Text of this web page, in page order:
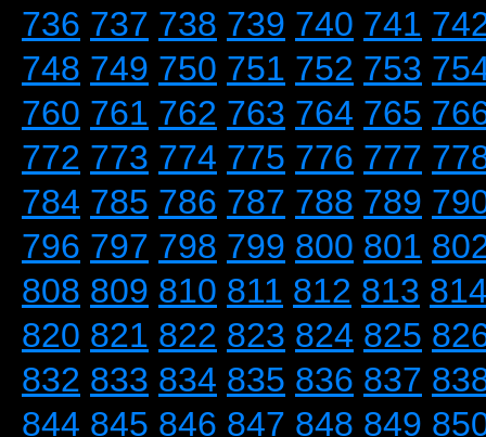
736 737 738 739 740 741
748 749 750 751 752 753
760 761 762 763 764 765
772 773 774 775 776 777
784 785 786 787 788 789
796 797 798 799 800 801
808 809 810 811 812 813
820 821 822 823 824 825
832 833 834 835 836 837
844 845 846 847 848 849